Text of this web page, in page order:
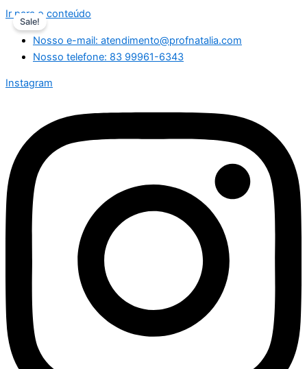
Ir para o conteúdo
Nosso e-mail: atendimento@profnatalia.com
Nosso telefone: 83 99961-6343
Instagram
Sale!